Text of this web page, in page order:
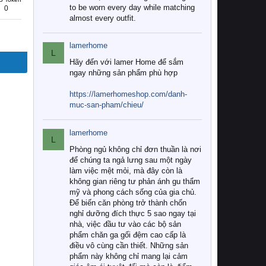
0
to be worn every day while matching
almost every outfit.
L
lamerhome
Hãy đến với lamer Home để sắm
ngay những sản phẩm phù hợp
https://lamerhomeshop.com/danh-
muc-san-pham/chieu/
L
lamerhome
Phòng ngủ không chỉ đơn thuần là nơi
để chúng ta ngả lưng sau một ngày
làm việc mệt mỏi, mà đây còn là
không gian riêng tư phản ánh gu thẩm
mỹ và phong cách sống của gia chủ.
Để biến căn phòng trở thành chốn
nghỉ dưỡng đích thực 5 sao ngay tại
nhà, việc đầu tư vào các bộ sản
phẩm chăn ga gối đệm cao cấp là
điều vô cùng cần thiết. Những sản
phẩm này không chỉ mang lại cảm